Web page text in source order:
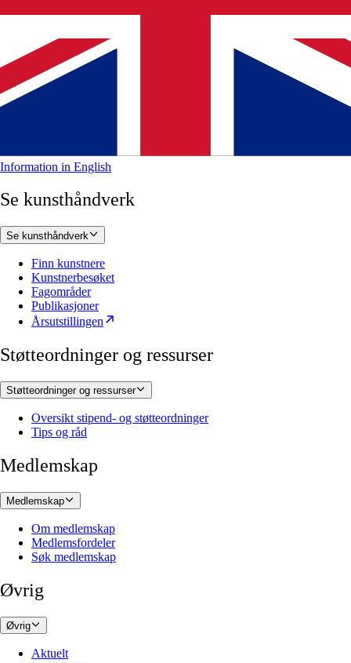
Information in English
Se kunsthåndverk
Se kunsthåndverk
Finn kunstnere
Kunstnerbesøket
Fagområder
Publikasjoner
Årsutstillingen
Støtteordninger og ressurser
Støtteordninger og ressurser
Oversikt stipend- og støtteordninger
Tips og råd
Medlemskap
Medlemskap
Om medlemskap
Medlemsfordeler
Søk medlemskap
Øvrig
Øvrig
Aktuelt